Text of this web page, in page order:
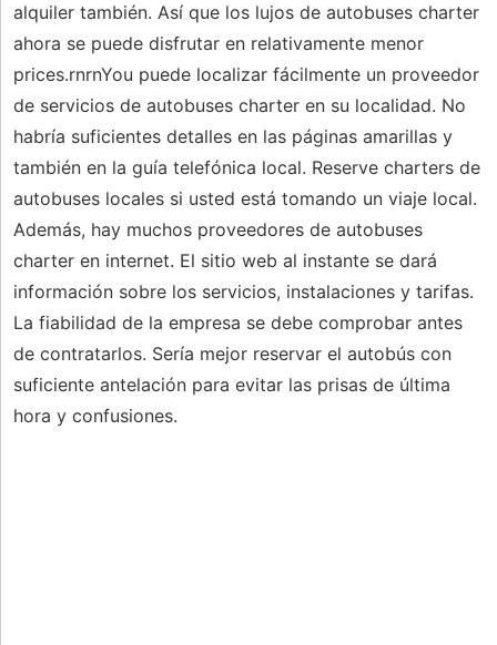
alquiler también. Así que los lujos de autobuses charter
ahora se puede disfrutar en relativamente menor
prices.rnrnYou puede localizar fácilmente un proveedor
de servicios de autobuses charter en su localidad. No
habría suficientes detalles en las páginas amarillas y
también en la guía telefónica local. Reserve charters de
autobuses locales si usted está tomando un viaje local.
Además, hay muchos proveedores de autobuses
charter en internet. El sitio web al instante se dará
información sobre los servicios, instalaciones y tarifas.
La fiabilidad de la empresa se debe comprobar antes
de contratarlos. Sería mejor reservar el autobús con
suficiente antelación para evitar las prisas de última
hora y confusiones.